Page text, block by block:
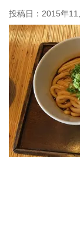
投稿日： 2015年11